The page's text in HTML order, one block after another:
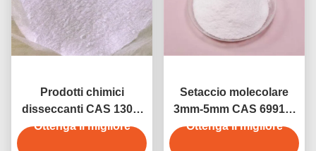
Prodotti chimici
disseccanti CAS 1302-
78-9 di trattamento delle
Ottenga il migliore
Setaccio molecolare
3mm-5mm CAS 69912-
79-4 della zeolite 3A 4A
Ottenga il migliore